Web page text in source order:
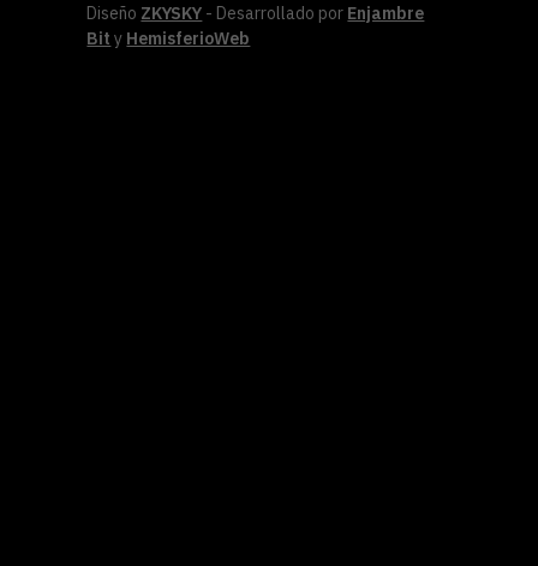
Diseño ZKYSKY - Desarrollado por Enjambre
Bit y HemisferioWeb